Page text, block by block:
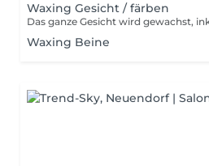
Waxing Gesicht / färben
Waxing Beine